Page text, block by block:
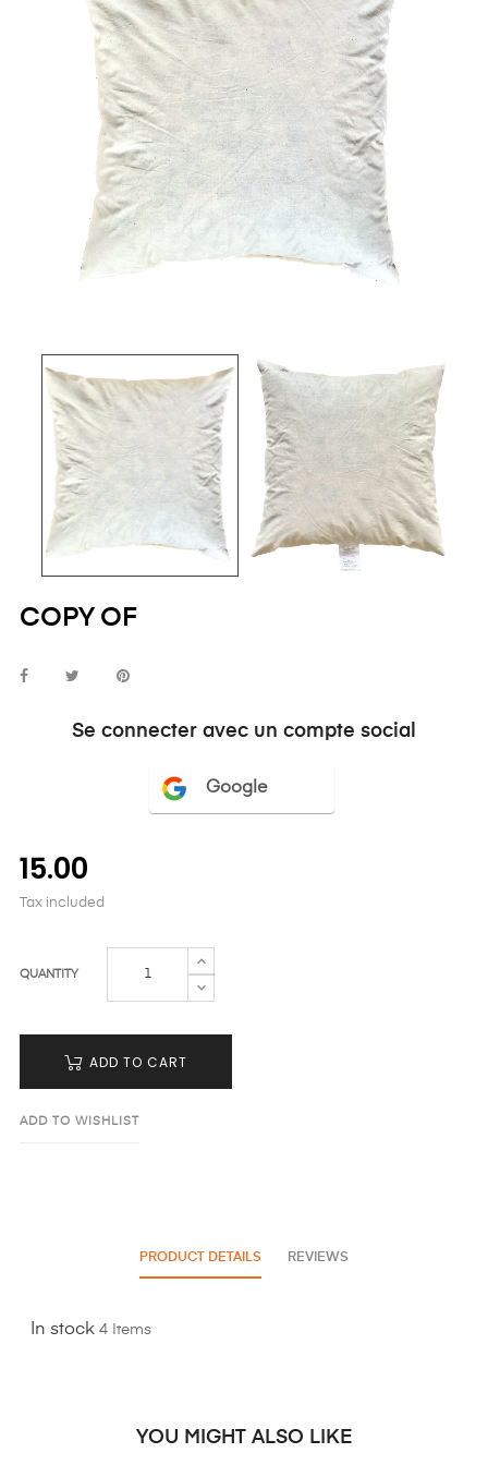
COPY OF
Se connecter avec un compte social
Google
15.00
Tax included
QUANTITY
ADD TO CART
ADD TO WISHLIST
PRODUCT DETAILS REVIEWS
In stock 4 Items
YOU MIGHT ALSO LIKE